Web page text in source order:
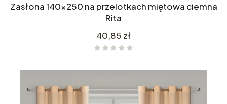
Zasłona 140x250 na przelotkach miętowa ciemna
Rita
Cena
40,85 zł